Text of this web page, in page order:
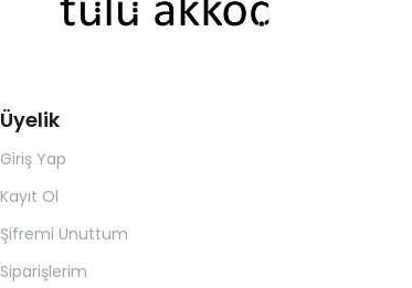
Üyelik
Giriş Yap
Kayıt Ol
Şifremi Unuttum
Siparişlerim